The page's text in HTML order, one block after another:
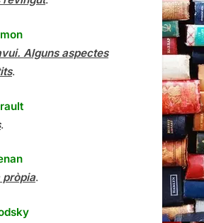
Alguns aspectes
.
.
pròpia.